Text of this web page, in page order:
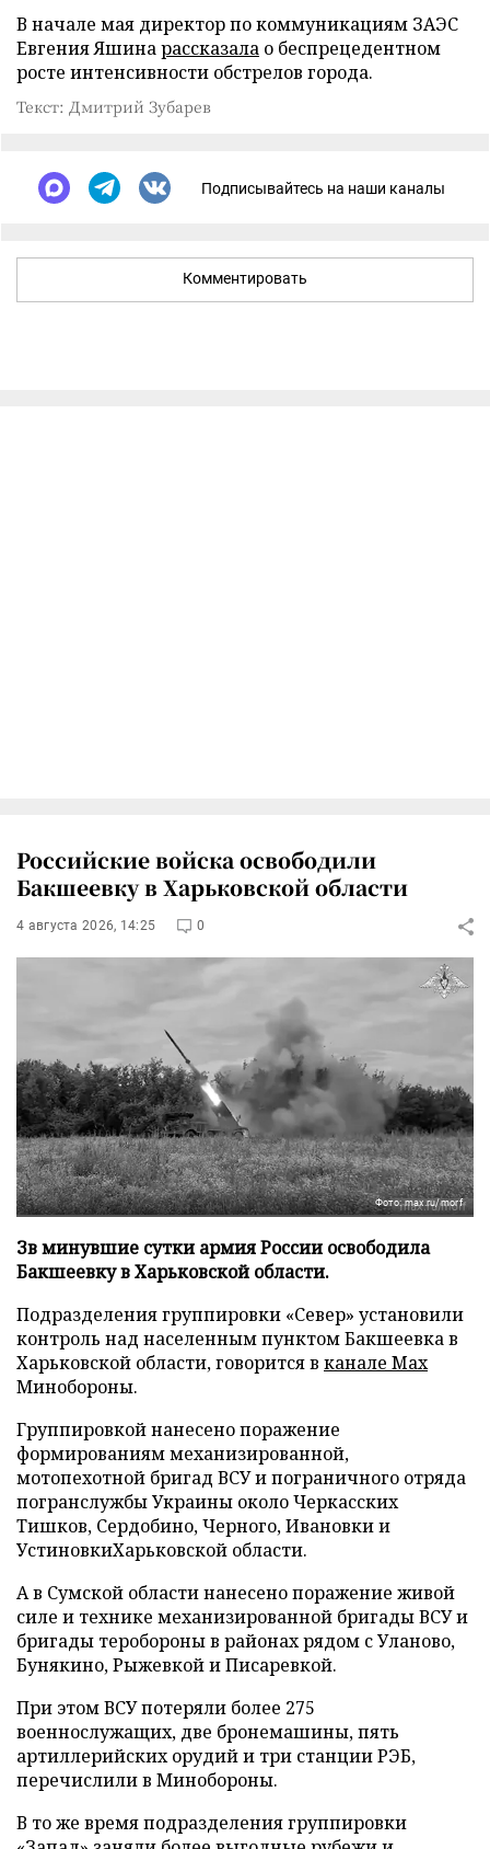
В начале мая директор по коммуникациям ЗАЭС
Евгения Яшинарассказала о беспрецедентном
росте интенсивности обстрелов города.
Текст: Дмитрий Зубарев
Подписывайтесь на наши каналы
Комментировать
Российские войска освободили
Бакшеевку в Харьковской области
4 августа 2026, 14:25 0
Фото: max.ru/morf
Зв минувшие сутки армия России освободила
Бакшеевку в Харьковской области.
Подразделения группировки «Север» установили
контроль над населенным пунктом Бакшеевка в
Харьковской области, говорится в канале Max
Минобороны.
Группировкой нанесено поражение
формированиям механизированной,
мотопехотной бригад ВСУ и пограничного отряда
погранслужбы Украины около Черкасских
Тишков, Сердобино, Черного, Ивановки и
УстиновкиХарьковской области.
А в Сумской области нанесено поражение живой
силе и технике механизированной бригады ВСУ и
бригады теробороны в районах рядом с Уланово,
Бунякино, Рыжевкой и Писаревкой.
При этом ВСУ потеряли более 275
военнослужащих, две бронемашины, пять
артиллерийских орудий и три станции РЭБ,
перечислили в Минобороны.
В то же время подразделения группировки